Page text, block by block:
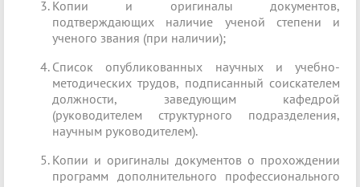
Копии и оригиналы документов,
подтверждающих наличие ученой степени и
ученого звания (при наличии);
Список опубликованных научных и учебно-
методических трудов, подписанный соискателем
должности, заведующим кафедрой
(руководителем структурного подразделения,
научным руководителем).
Копии и оригиналы документов о прохождении
программ дополнительного профессионального